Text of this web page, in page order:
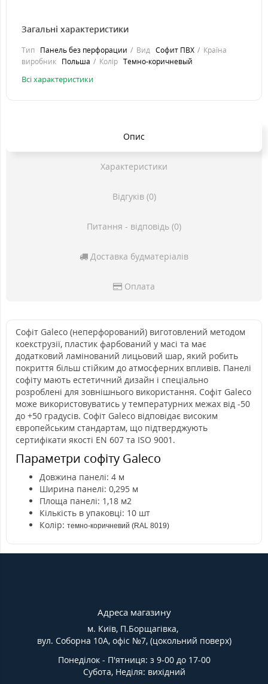
Загальні характеристики
Тип Панель без перфорации Вид Софит ПВХ
Країна
виробник Польша Колір Темно-коричневый
Всі характеристики
Опис
Характеристики
Відгуків (0)
Питання - відповідь (0)
Доставка будматеріалів
Оплата
Софіт Galeco (неперфорований) виготовлений методом
коекструзії, пластик фарбований у масі та має
додатковий ламінований лицьовий шар, який робить
покриття більш стійким до атмосферних впливів. Панелі
софіту мають естетичний дизайн і спеціально
розроблені для зовнішнього використання. Софіт Galeco
може використовуватись у температурних межах від -50
до +50 градусів. Софіт Galeco відповідає високим
європейським стандартам, що підтверджують
сертифікати якості EN 607 та ISO 9001.
Параметри софіту Galeco
Довжина панелі: 4 м
Ширина панелі: 0,295 м
Площа панелі: 1,18 м2
Кількість в упаковці: 10 шт
Колір: темно-коричневий (RAL 8019)
Адреса магазину
м. Київ, П.Борщагівка,
вул. Соборна 10А, офіс №7, (цокольний поверх)
Понеділок - П'ятниця: з 9-00 до 17-00
Субота, Неділя: вихідний